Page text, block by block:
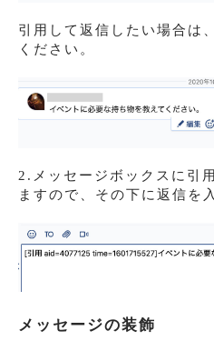
引用して返信したい場合は
ください。
2.メッセージボックスに引
ますので、その下に返信を
メッセージの装飾